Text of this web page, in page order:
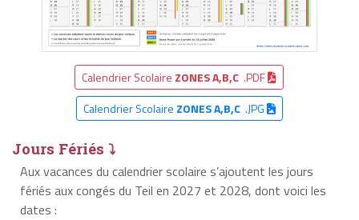
Calendrier Scolaire ZONES A,B,C .PDF
Calendrier Scolaire ZONES A,B,C.JPG
Jours Fériés ⤵
Aux vacances du calendrier scolaire s’ajoutent les jours
fériés aux congés du Teil en 2027 et 2028, dont voici les
dates :